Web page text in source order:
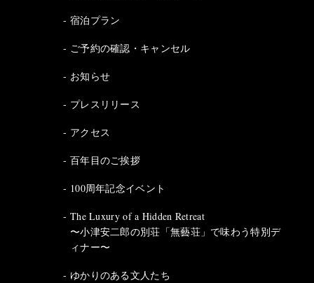
宿泊プラン
ご予約の確認・キャンセル
お知らせ
プレスリリース
アクセス
百年目のご挨拶
100周年記念イベント
The Luxury of a Hidden Retreat
〜小津安二郎の別荘「無藝荘」で味わう特別デ
ィナー〜
ゆかりのある文人たち